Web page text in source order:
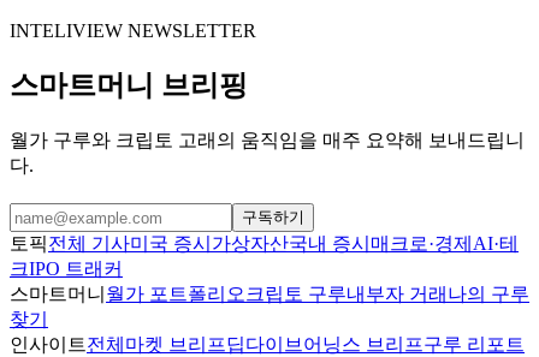
INTELIVIEW NEWSLETTER
스마트머니 브리핑
월가 구루와 크립토 고래의 움직임을 매주 요약해 보내드립니
다.
구독하기
토픽전체 기사미국 증시 가상자산국내 증시 매크로·경제 AI·테
크IPO 트래커
스마트머니 월가 포트폴리오 크립토 구루내부자 거래 나의 구루
찾기
인사이트전체 마켓 브리프딥다이브 어닝스 브리프구루 리포트